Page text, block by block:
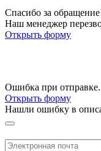
Спасибо за
Наш менеджер
Открыть форму
Ошибка при
Открыть форму
Нашли ошибку в